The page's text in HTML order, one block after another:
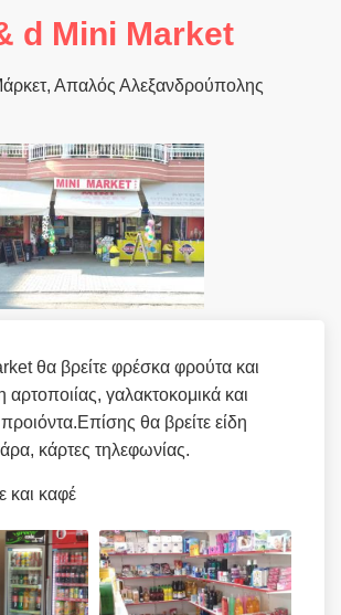
d Μini Market
Απαλός Αλεξανδρούπολης
θα βρείτε φρέσκα φρούτα και
αρτοποιίας, γαλακτοκομικά και
θα βρείτε είδη
κάρτες τηλεφωνίας.
και καφέ